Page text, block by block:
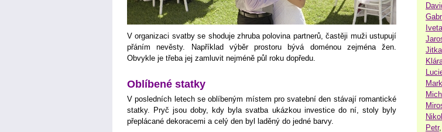
V organizaci svatby se shoduje zhruba polovina partnerů, častěji muži ustupují
přáním nevěsty. Například výběr prostoru bývá doménou zejména žen.
Obvykle je třeba jej zamluvit nejméně půl roku dopředu.
Oblíbené statky
V posledních letech se oblíbeným místem pro svatební den stávají romantické
statky. Pryč jsou doby, kdy byla svatba ukázkou investice do ní, stoly byly
přeplácané dekoracemi a celý den byl laděný do jedné barvy.
Iveta
Jitka
Petr,